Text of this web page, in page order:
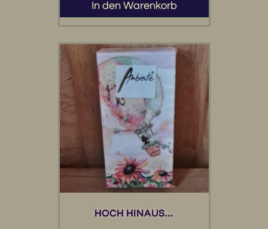
In den Warenkorb
HOCH HINAUS…